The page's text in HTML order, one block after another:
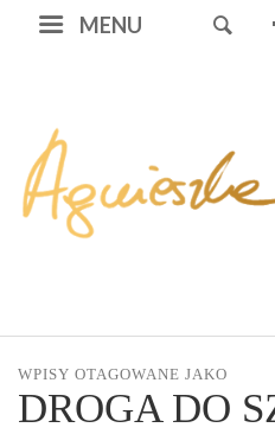
MENU
WPISY OTAGOWANE JAKO
DROGA DO